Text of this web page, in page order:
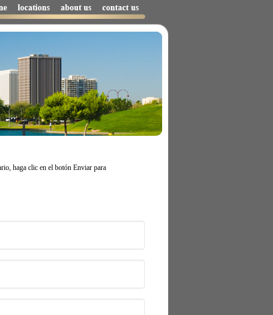
haga clic en el botón Enviar para